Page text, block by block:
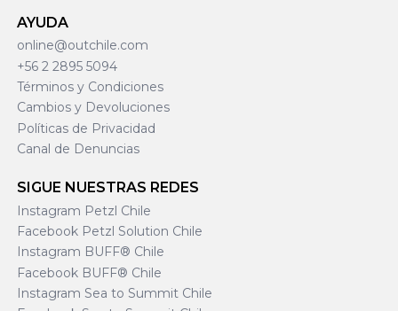
AYUDA
online@outchile.com
+56 2 2895 5094
Términos y Condiciones
Cambios y Devoluciones
Políticas de Privacidad
Canal de Denuncias
SIGUE NUESTRAS REDES
Instagram Petzl Chile
Facebook Petzl Solution Chile
Instagram BUFF® Chile
Facebook BUFF® Chile
Instagram Sea to Summit Chile